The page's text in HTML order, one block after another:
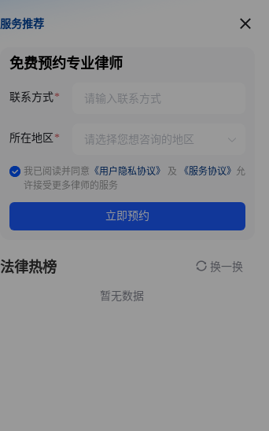
服务推荐
服务推荐
免费预约专业律师
联系方式
所在地区
我已阅读并同意 《用户隐私协议》 及 《服务协议》 允
许接受更多律师的服务
立即预约
法律热榜 换一换
暂无数据